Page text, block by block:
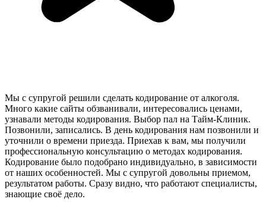
Мы с супругой решили сделать кодирование от алкоголя.
Много какие сайты обзванивали, интересовались ценами,
узнавали методы кодирования. Выбор пал на Тайм-Клиник.
Позвонили, записались. В день кодирования нам позвонили и
уточнили о времени приезда. Приехав к вам, мы получили
профессиональную консультацию о методах кодирования.
Кодирование было подобрано индивидуально, в зависимости
от наших особенностей. Мы с супругой довольны приемом,
результатом работы. Сразу видно, что работают специалисты,
знающие своё дело.